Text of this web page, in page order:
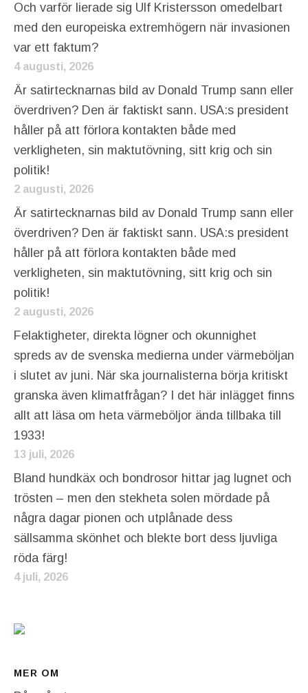
Och varför lierade sig Ulf Kristersson omedelbart
med den europeiska extremhögern när invasionen
var ett faktum?
4 augusti, 2026
Är satirtecknarnas bild av Donald Trump sann eller
överdriven? Den är faktiskt sann. USA:s president
håller på att förlora kontakten både med
verkligheten, sin maktutövning, sitt krig och sin
politik!
2 augusti, 2026
Är satirtecknarnas bild av Donald Trump sann eller
överdriven? Den är faktiskt sann. USA:s president
håller på att förlora kontakten både med
verkligheten, sin maktutövning, sitt krig och sin
politik!
2 augusti, 2026
Felaktigheter, direkta lögner och okunnighet
spreds av de svenska medierna under värmeböljan
i slutet av juni. När ska journalisterna börja kritiskt
granska även klimatfrågan? I det här inlägget finns
allt att läsa om heta värmeböljor ända tillbaka till
1933!
13 juli, 2026
Bland hundkäx och bondrosor hittar jag lugnet och
trösten – men den stekheta solen mördade på
några dagar pionen och utplånade dess
sällsamma skönhet och blekte bort dess ljuvliga
röda färg!
4 juli, 2026
MER OM